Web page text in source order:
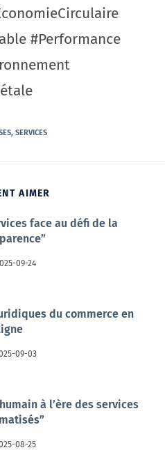
#Performance
, SERVICES
AIMER
face au défi de la
09-24
du commerce en
09-03
à l’ère des services
08-25